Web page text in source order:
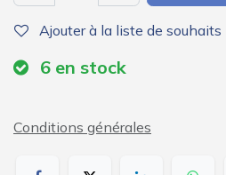
Ajouter à la liste de souhaits
6 en stock
Conditions générales